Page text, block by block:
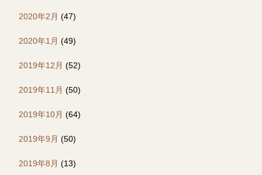
2020年2月 (47)
2020年1月 (49)
2019年12月 (52)
2019年11月 (50)
2019年10月 (64)
2019年9月 (50)
2019年8月 (13)